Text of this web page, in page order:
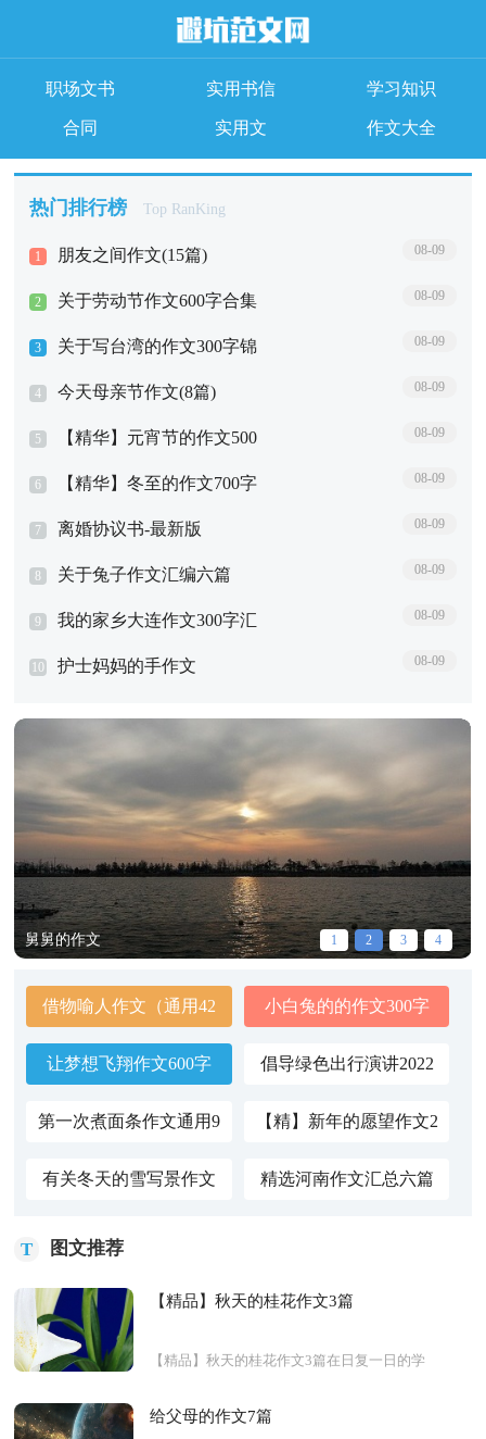
职场文书 实用书信 学习知识
合同 实用文 作文大全
热门排行榜 Top RanKing
1 朋友之间作文(15篇) 08-09
2 关于劳动节作文600字合集
五篇
08-09
3 关于写台湾的作文300字锦
集五篇
08-09
4 今天母亲节作文(8篇) 08-09
5 【精华】元宵节的作文500
字汇总十篇
08-09
6 【精华】冬至的作文700字
10篇
08-09
7 离婚协议书-最新版 08-09
8 关于兔子作文汇编六篇 08-09
9 我的家乡大连作文300字汇
编5篇
08-09
10 护士妈妈的手作文 08-09
舅舅的作文 1 2 3 4
借物喻人作文（通用42
篇）
小白兔的的作文300字
让梦想飞翔作文600字 倡导绿色出行演讲2022
第一次煮面条作文通用9
【精】新年的愿望作文2
有关冬天的雪写景作文
精选河南作文汇总六篇
开学典礼升旗作文600字
T 图文推荐
【精品】秋天的桂花作文3篇
【精品】秋天的桂花作文3篇在日复一日的学
到作文吧，写作文是培养人们的观察力、联想
力、想象力、思...
给父母的作文7篇